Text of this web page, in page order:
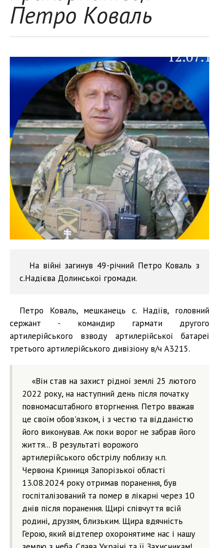
Петро Коваль
На війні загинув 49-річний Петро Коваль з
с.Надієва Долинської громади.
Петро Коваль, мешканець с. Надіїв, головний
сержант - командир гармати другого
артилерійського взводу артилерійської батареї
третього артилерійського дивізіону в/ч А3215.
«Він став на захист рідної землі 25 лютого
2022 року, на наступний день після початку
повномасштабного вторгнення. Петро вважав
це своїм обов'язком, і з честю та відданістю
його виконував. Аж поки ворог не забрав його
життя... В результаті ворожого
артилерійського обстрілу поблизу н.п.
Червона Криниця Запорізької області
13.08.2024 року отримав поранення, був
госпіталізований та помер в лікарні через 10
днів після поранення. Щирі співчуття всій
родині, друзям, близьким. Щира вдячність
Герою, який відтепер охоронятиме нас і нашу